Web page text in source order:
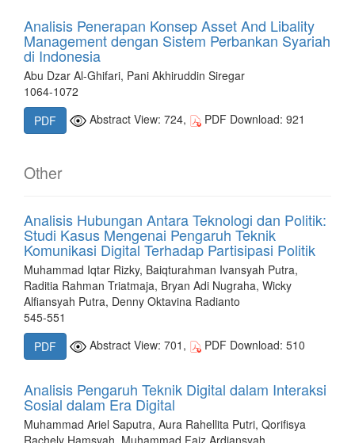
Analisis Penerapan Konsep Asset And Libality
Management dengan Sistem Perbankan Syariah
di Indonesia
Abu Dzar Al-Ghifari, Pani Akhiruddin Siregar
1064-1072
PDF
Abstract View: 724, PDF Download: 921
Other
Analisis Hubungan Antara Teknologi dan Politik:
Studi Kasus Mengenai Pengaruh Teknik
Komunikasi Digital Terhadap Partisipasi Politik
Muhammad Iqtar Rizky, Baiqturahman Ivansyah Putra,
Raditia Rahman Triatmaja, Bryan Adi Nugraha, Wicky
Alfiansyah Putra, Denny Oktavina Radianto
545-551
PDF
Abstract View: 701, PDF Download: 510
Analisis Pengaruh Teknik Digital dalam Interaksi
Sosial dalam Era Digital
Muhammad Ariel Saputra, Aura Rahellita Putri, Qorifisya